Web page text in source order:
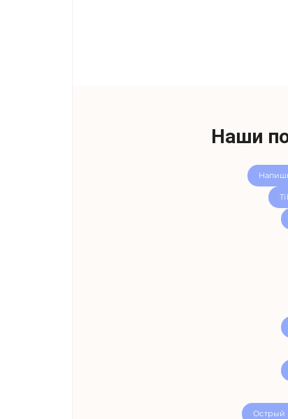
Наши
Острый